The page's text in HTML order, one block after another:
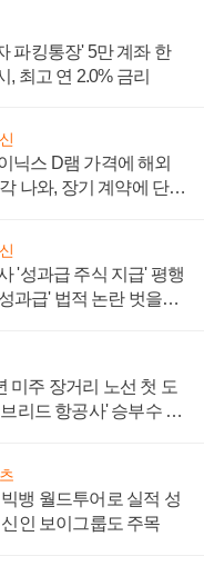
파킹통장' 5만 계좌 한
, 최고 연 2.0% 금리
닉스 D램 가격에 해외
나와, 장기 계약에 단점
'성과급 주식 지급' 평행
과급' 법적 논란 벗을지
미주 장거리 노선 첫 도
리드 항공사' 승부수 통
뱅 월드투어로 실적 성
인 보이그룹도 주목